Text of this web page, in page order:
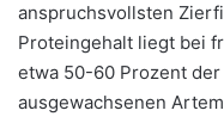
anspruchsvollsten
Proteingehalt liegt bei
etwa 50-60 Prozent
ausgewachsenen